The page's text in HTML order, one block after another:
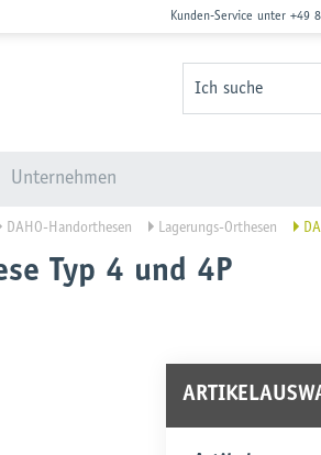
Kunden-Service unter +49
Ich suche
Unternehmen
DAHO-Handorthesen Lagerungs-Orthesen
Typ 4 und 4P